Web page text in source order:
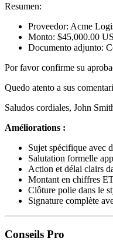
Resumen:
Proveedor: Acme
Monto: $45,000.00
Documento adjunto:
Por favor confirme su
Quedo atento a sus
Saludos cordiales, John
Améliorations :
Sujet spécifique avec
Salutation formelle
Action et délai clairs
Montant en chiffres
Clôture polie dans le
Signature complète
Conseils Pro